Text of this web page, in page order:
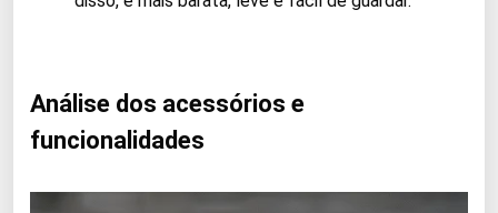
Análise dos acessórios e
funcionalidades